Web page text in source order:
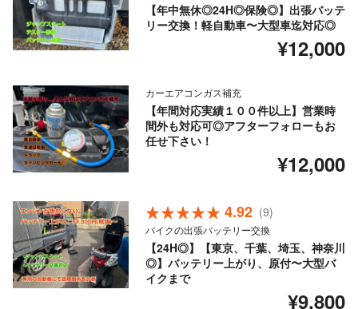
【年中無休◎24H◎保険◎】出張バッテ
リー交換！軽自動車〜大型車迄対応◎
¥12,000
カーエアコンガス補充
【年間対応実績１００件以上】営業時
間外も対応可◎アフターフォローもお
任せ下さい！
¥12,000
4.92 (9)
バイクの出張バッテリー交換
【24H◎】【東京、千葉、埼玉、神奈川
◎】バッテリー上がり、原付〜大型バ
イクまで
¥9,800